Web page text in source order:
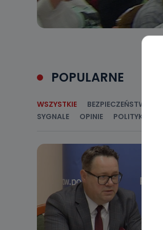
POPULARNE
WSZYSTKIE BEZPIECZEŃSTWO
SYGNALE
OPINIE POLITYKA